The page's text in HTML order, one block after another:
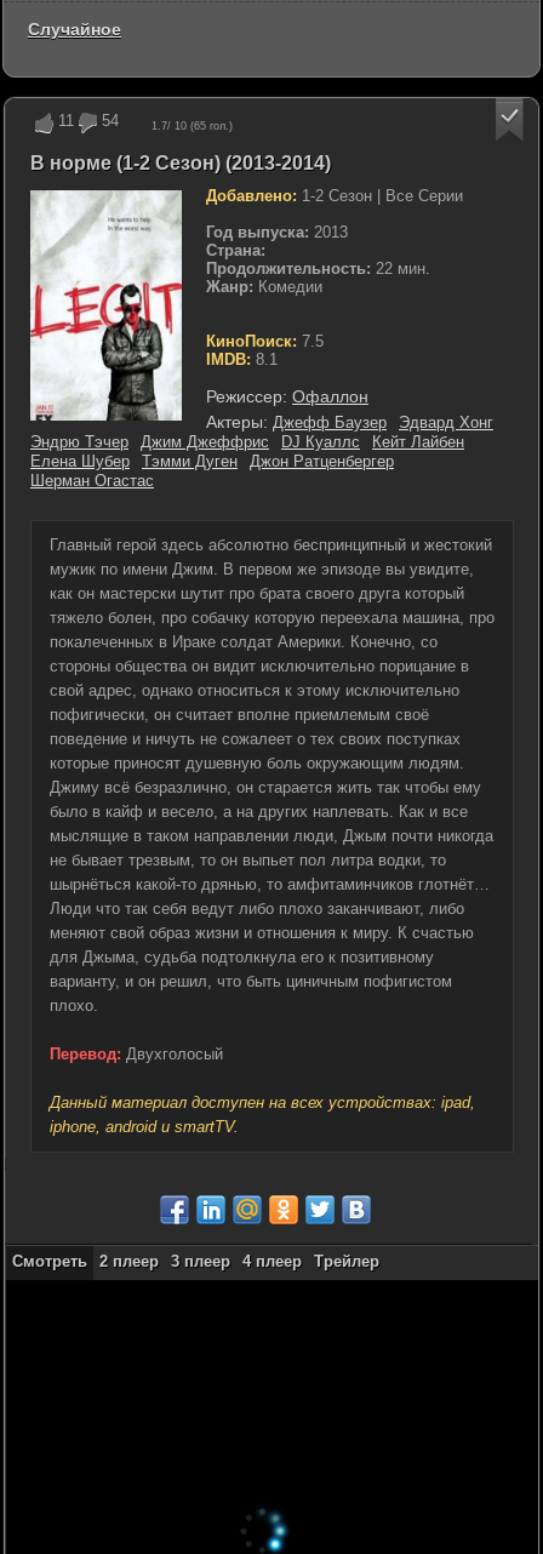
11 54 1.7/ 10 (65 гол.)
В норме (1-2 Сезон) (2013-2014)
Добавлено: 1-2 Сезон | Все Серии
Год выпуска: 2013
Страна:
Продолжительность: 22 мин.
Жанр: Комедии
КиноПоиск: 7.5
IMDB: 8.1
Режиссер: Офаллон
Актеры: Джефф Баузер
Эдвард Хонг
Эндрю Тэчер
Джим Джеффрис DJ Куаллс
Кейт Лайбен
Елена Шубер
Тэмми Дуген
Джон Ратценбергер
Шерман Огастас
Главный герой здесь абсолютно беспринципный и жестокий
мужик по имени Джим. В первом же эпизоде вы увидите,
как он мастерски шутит про брата своего друга который
тяжело болен, про собачку которую переехала машина, про
покалеченных в Ираке солдат Америки. Конечно, со
стороны общества он видит исключительно порицание в
свой адрес, однако относиться к этому исключительно
пофигически, он считает вполне приемлемым своё
поведение и ничуть не сожалеет о тех своих поступках
которые приносят душевную боль окружающим людям.
Джиму всё безразлично, он старается жить так чтобы ему
было в кайф и весело, а на других наплевать. Как и все
мыслящие в таком направлении люди, Джым почти никогда
не бывает трезвым, то он выпьет пол литра водки, то
шырнёться какой-то дрянью, то амфитаминчиков глотнёт…
Люди что так себя ведут либо плохо заканчивают, либо
меняют свой образ жизни и отношения к миру. К счастью
для Джыма, судьба подтолкнула его к позитивному
варианту, и он решил, что быть циничным пофигистом
плохо.
Перевод: Двухголосый
Данный материал доступен на всех устройствах: ipad,
iphone, android и smartTV.
Смотреть 2 плеер 3 плеер 4 плеер Трейлер
Случайное